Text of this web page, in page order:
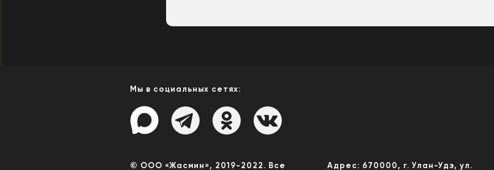
Мы в социальных сетях:
© ООО «Жасмин», 2019-2022. Все
Адрес: 670000, г. Улан-Удэ, ул.